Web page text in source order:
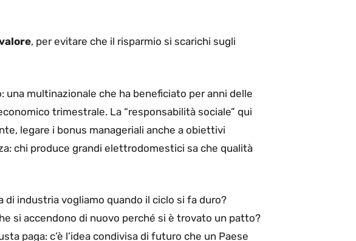
, per evitare che il risparmio si scarichi sugli
multinazionale che ha beneficiato per anni delle
trimestrale. La “responsabilità sociale” qui
legare i bonus manageriali anche a obiettivi
chi produce grandi elettrodomestici sa che qualità
industria vogliamo quando il ciclo si fa duro?
si accendono di nuovo perché si è trovato un patto?
paga: c’è l’idea condivisa di futuro che un Paese